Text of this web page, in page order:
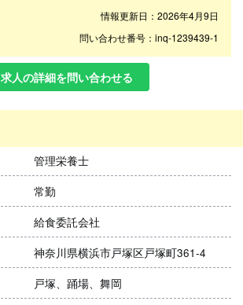
情報更新日：2026年4月9日
問い合わせ番号：inq-1239439-1
求人の詳細を問い合わせる
管理栄養士
常勤
給食委託会社
神奈川県横浜市戸塚区戸塚町361-4
戸塚、踊場、舞岡